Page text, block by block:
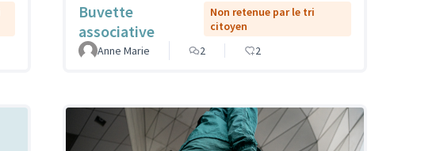
Buvette
associative
Non retenue par le tri
citoyen
Anne Marie
2 2